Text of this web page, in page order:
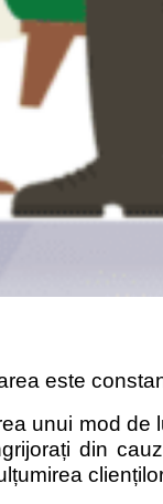
este
unui mod
din